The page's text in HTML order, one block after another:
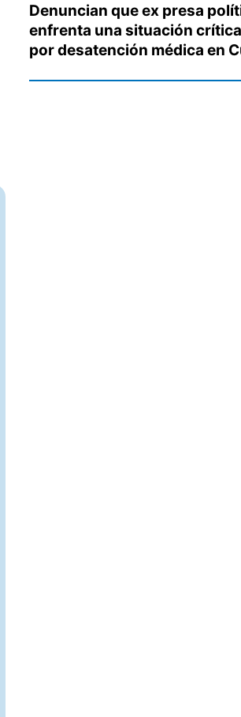
Denuncian que ex presa
enfrenta una situación
por desatención médica en